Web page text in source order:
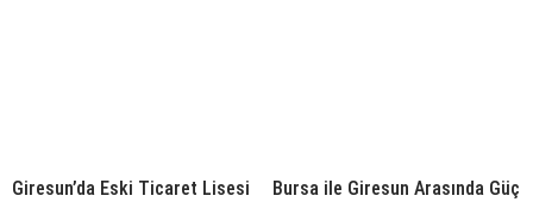
Giresun’da Eski Ticaret Lisesi
Bursa ile Giresun Arasında Güç